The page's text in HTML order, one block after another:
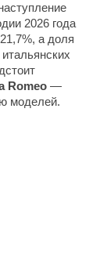
2026 года
а доля
Romeo —
моделей.